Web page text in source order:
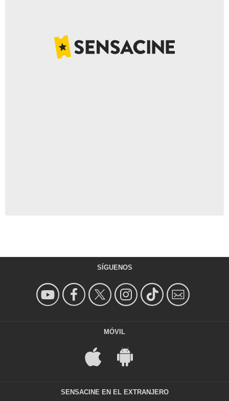
SÍGUENOS
MÓVIL
SENSACINE EN EL EXTRANJERO